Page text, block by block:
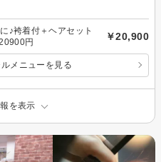
♪袴着付＋ヘアセット
円
￥20,900
メニューを見る
を表示